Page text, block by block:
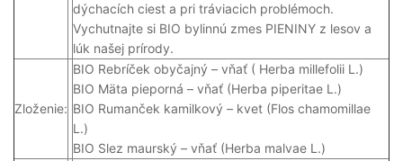
dýchacích ciest a pri tráviacich problémoch.
Vychutnajte si BIO bylinnú zmes PIENINY z lesov a
lúk našej prírody.
Zloženie:
BIO Rebríček obyčajný – vňať ( Herba millefolii L.)
BIO Mäta pieporná – vňať (Herba piperitae L.)
BIO Rumanček kamilkový – kvet (Flos chamomillae
L.)
BIO Slez maurský – vňať (Herba malvae L.)